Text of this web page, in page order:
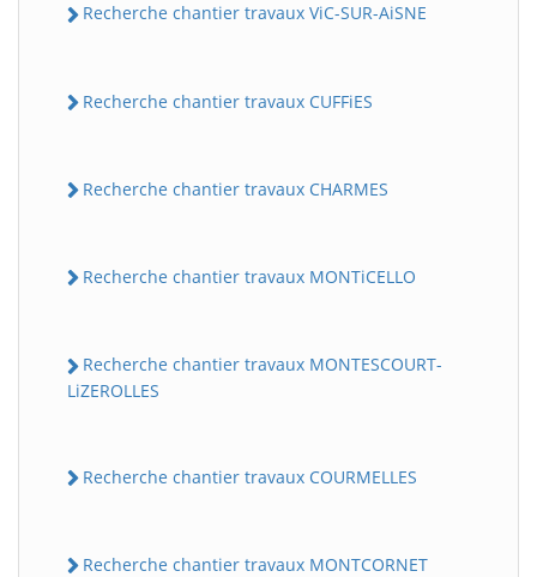
Recherche chantier travaux ViC-SUR-AiSNE
Recherche chantier travaux CUFFiES
Recherche chantier travaux CHARMES
Recherche chantier travaux MONTiCELLO
Recherche chantier travaux MONTESCOURT-
LiZEROLLES
Recherche chantier travaux COURMELLES
Recherche chantier travaux MONTCORNET